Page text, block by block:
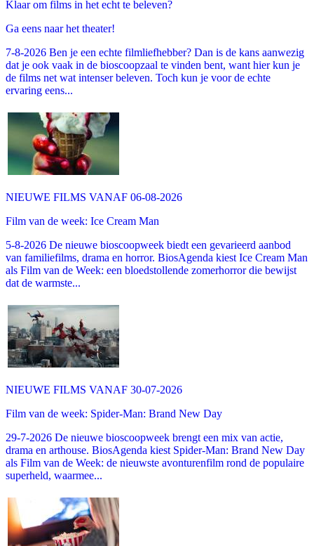
Klaar om films in het echt te beleven?
Ga eens naar het theater!
7-8-2026 Ben je een echte filmliefhebber? Dan is de kans aanwezig
dat je ook vaak in de bioscoopzaal te vinden bent, want hier kun je
de films net wat intenser beleven. Toch kun je voor de echte
ervaring eens...
NIEUWE FILMS VANAF 06-08-2026
Film van de week: Ice Cream Man
5-8-2026 De nieuwe bioscoopweek biedt een gevarieerd aanbod
van familiefilms, drama en horror. BiosAgenda kiest Ice Cream Man
als Film van de Week: een bloedstollende zomerhorror die bewijst
dat de warmste...
NIEUWE FILMS VANAF 30-07-2026
Film van de week: Spider-Man: Brand New Day
29-7-2026 De nieuwe bioscoopweek brengt een mix van actie,
drama en arthouse. BiosAgenda kiest Spider-Man: Brand New Day
als Film van de Week: de nieuwste avonturenfilm rond de populaire
superheld, waarmee...